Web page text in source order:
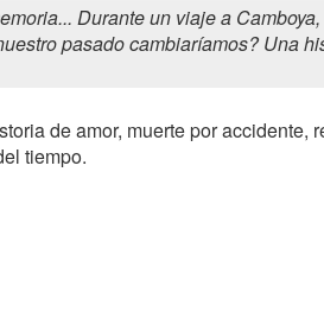
Durante un viaje a
pasado cambiaríamos? Una
de amor, muerte por accidente,
tiempo.